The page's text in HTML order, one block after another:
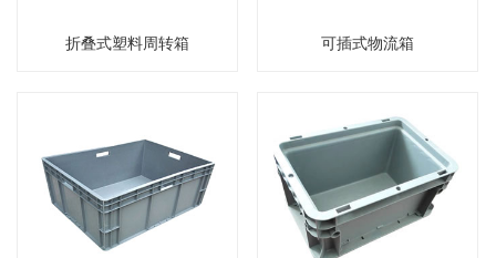
折叠式塑料周转箱 可插式物流箱